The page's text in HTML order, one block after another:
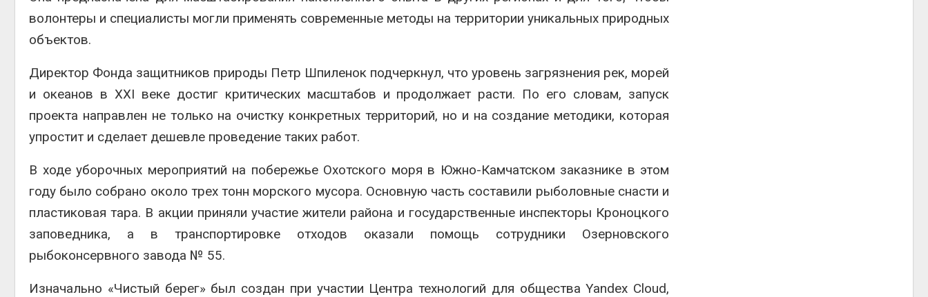
волонтеры и специалисты могли применять современные методы на территории уникальных природных
объектов.
Директор Фонда защитников природы Петр Шпиленок подчеркнул, что уровень загрязнения рек, морей
и океанов в XXI веке достиг критических масштабов и продолжает расти. По его словам, запуск
проекта направлен не только на очистку конкретных территорий, но и на создание методики, которая
упростит и сделает дешевле проведение таких работ.
В ходе уборочных мероприятий на побережье Охотского моря в Южно-Камчатском заказнике в этом
году было собрано около трех тонн морского мусора. Основную часть составили рыболовные снасти и
пластиковая тара. В акции приняли участие жители района и государственные инспекторы Кроноцкого
заповедника, а в транспортировке отходов оказали помощь сотрудники Озерновского
рыбоконсервного завода № 55.
Изначально «Чистый берег» был создан при участии Центра технологий для общества Yandex Cloud,